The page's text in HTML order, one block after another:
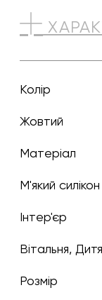
Колір
жовтий
Матеріал
М'який силікон
Інтер'єр
Вітальня,
Розмір